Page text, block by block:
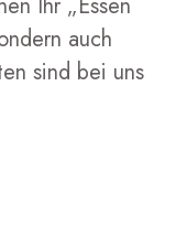
auch
sind bei uns